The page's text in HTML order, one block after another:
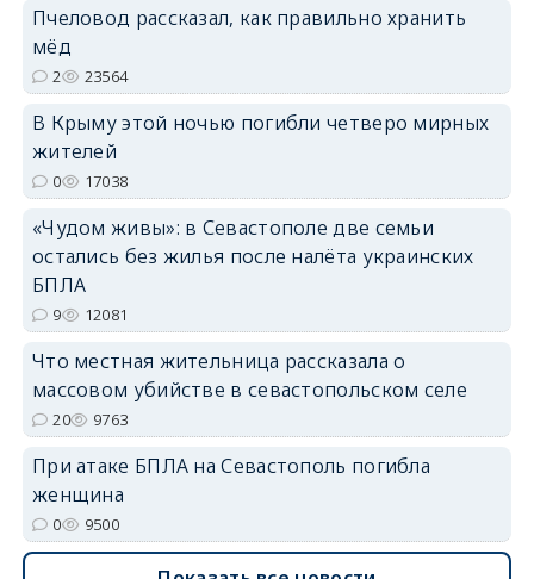
erid: 2SDnjdPjgYS
Пчеловод рассказал, как правильно хранить
мёд
2 23564
В Крыму этой ночью погибли четверо мирных
жителей
0 17038
«Чудом живы»: в Севастополе две семьи
остались без жилья после налёта украинских
БПЛА
9 12081
Что местная жительница рассказала о
массовом убийстве в севастопольском селе
20 9763
При атаке БПЛА на Севастополь погибла
женщина
0 9500